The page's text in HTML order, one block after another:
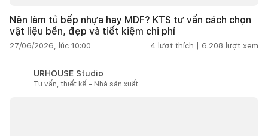
Nên làm tủ bếp nhựa hay MDF? KTS tư vấn cách chọn
vật liệu bền, đẹp và tiết kiệm chi phí
27/06/2026, lúc 10:00 4 lượt thích | 6.208 lượt xem
URHOUSE Studio
Tư vấn, thiết kế - Nhà sản xuất